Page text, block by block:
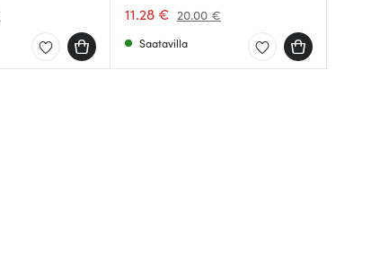
11.28 € 20.00 €
Saatavilla